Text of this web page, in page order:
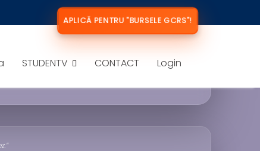
APLICĂ PENTRU "BURSELE GCRS"!
STUDENTV CONTACT Login
ÎN ROMÂNIA